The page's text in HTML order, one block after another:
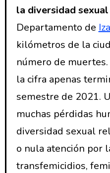
la diversidad sexual
Departamento de
kilómetros de la
número de
la cifra apenas
semestre de 2021.
muchas pérdidas
diversidad sexual
o nula atención por
transfemicidios,